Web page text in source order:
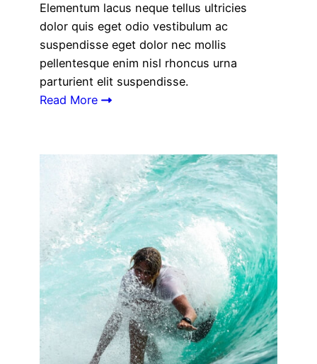
Elementum lacus neque tellus ultricies
dolor quis eget odio vestibulum ac
suspendisse eget dolor nec mollis
pellentesque enim nisl rhoncus urna
parturient elit suspendisse.
Read More